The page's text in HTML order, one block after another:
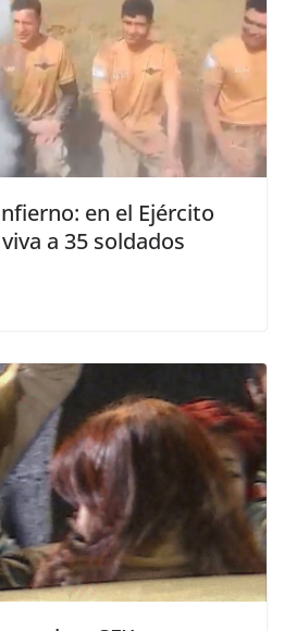
en el Ejército
a 35 soldados